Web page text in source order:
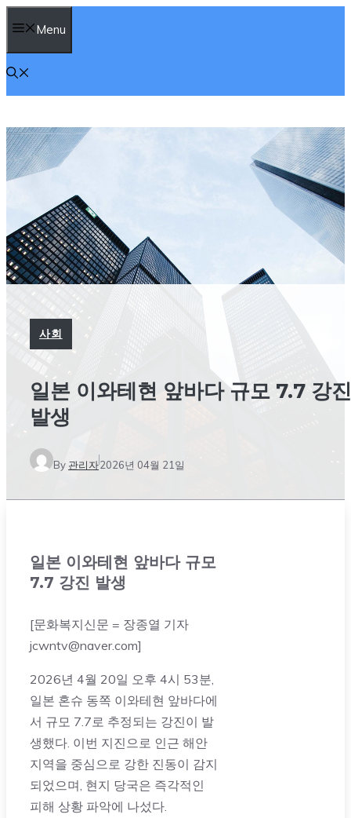
텐
츠
로
건
뛰
기
Menu
사회
일본 이와테현 앞바다 규모 7.7 강진
발생
By 관리자2026년 04월 21일
일본 이와테현 앞바다 규모
7.7 강진 발생
[문화복지신문 = 장종열 기자
jcwntv@naver.com]
2026년 4월 20일 오후 4시 53분,
일본 혼슈 동쪽 이와테현 앞바다에
서 규모 7.7로 추정되는 강진이 발
생했다. 이번 지진으로 인근 해안
지역을 중심으로 강한 진동이 감지
되었으며, 현지 당국은 즉각적인
피해 상황 파악에 나섰다.